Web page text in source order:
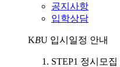
공지사항
입학상담
KBU 입시일정 안내
STEP1 정시모집